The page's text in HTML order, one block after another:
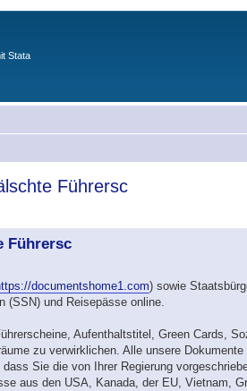
Stata
Führersc
Führersc
documentshome1.com) sowie
(SSN) und Reisepässe online.
Aufenthaltstitel, Green Cards,
zu verwirklichen. Alle unsere
Sie die von Ihrer Regierung
aus den USA, Kanada, der EU, Vietnam,